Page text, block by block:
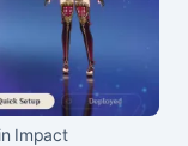
Impact